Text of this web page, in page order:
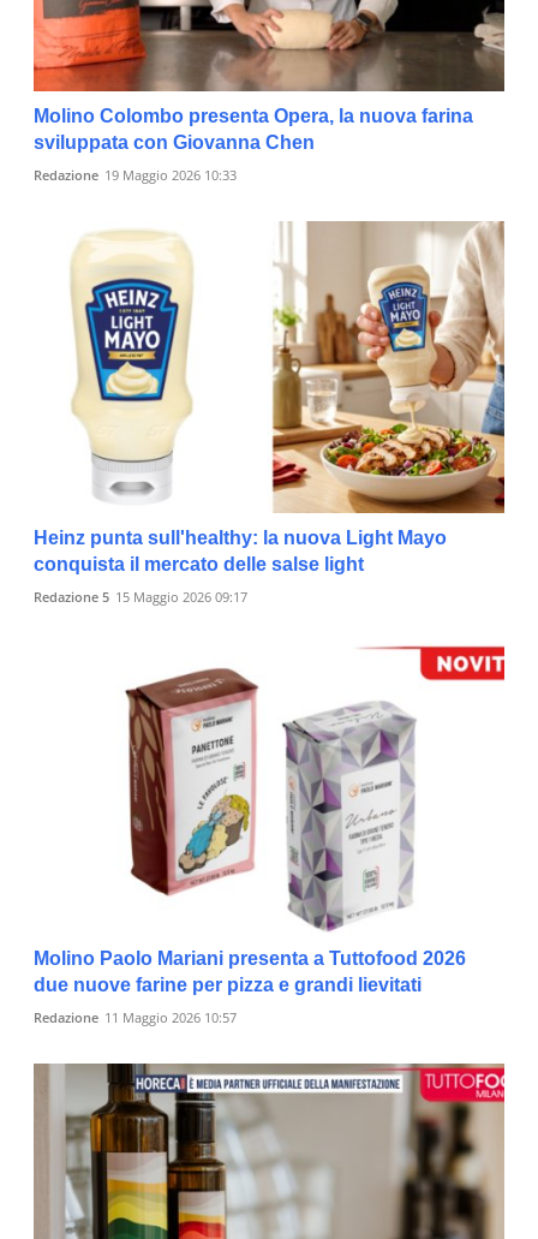
Molino Colombo presenta Opera, la nuova farina
sviluppata con Giovanna Chen
Redazione 19 Maggio 2026 10:33
Heinz punta sull'healthy: la nuova Light Mayo
conquista il mercato delle salse light
Redazione 5 15 Maggio 2026 09:17
Molino Paolo Mariani presenta a Tuttofood 2026
due nuove farine per pizza e grandi lievitati
Redazione 11 Maggio 2026 10:57